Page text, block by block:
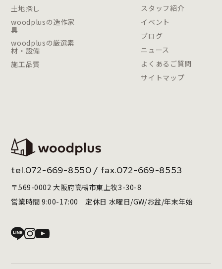
土地探し
woodplusの造作家
具
woodplusの厳選素
材・設備
施工品質
スタッフ紹介
イベント
ブログ
ニュース
よくあるご質問
サイトマップ
tel.072-669-8550 / fax.072-669-8553
〒569-0002 大阪府高槻市東上牧3-30-8
営業時間 9:00-17:00 定休日 水曜日/GW/お盆/年末年始